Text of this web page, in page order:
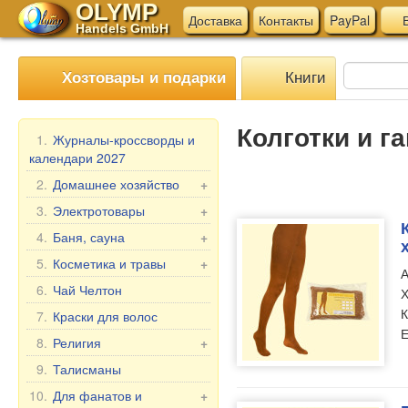
OLYMP
Handels GmbH Доставка Контакты PayPal
Хозтовары и подарки Книги
1. Журналы-кроссворды и
календари 2027
+
2. Домашнее хозяйство
Мангалы, гриль
Шампуры
Мантоварки
Товары для дома
Бытовая химия
Пельменницы, формы
и ножи для теста
Клеёнка в рулонах
Мясорубки
+
3. Электротовары
Электротовары для
кухни
Прочие электротовары
+
4. Баня, сауна
Веники для бани
Текстиль для бани
Аксессуары для бани
Косметика для бани и
ванны
+
5. Косметика и травы
Подарочные наборы
Бабушка Агафья
Репейник
Лошадиная Линия
Belle Jardin
6. Чай Челтон
7. Краски для волос
+
8. Религия
Иконы в машину
Настольные иконы, 2-,
9. Талисманы
+
10. Для фанатов и
Колготки и